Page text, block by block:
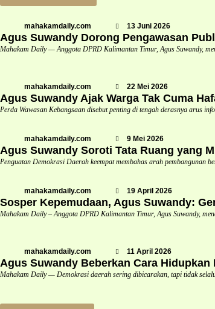
mahakamdaily.com 13 Juni 2026
Agus Suwandy Dorong Pengawasan
Mahakam Daily — Anggota DPRD Kalimantan Timur, Agus Suwandy,
mahakamdaily.com 22 Mei 2026
Agus Suwandy Ajak Warga Tak Cuma
Perda Wawasan Kebangsaan disebut penting di tengah derasnya arus
mahakamdaily.com 9 Mei 2026
Agus Suwandy Soroti Tata Ruang yang
Penguatan Demokrasi Daerah keempat membahas arah pembangunan
mahakamdaily.com 19 April 2026
Sosper Kepemudaan, Agus Suwandy:
Mahakam Daily – Anggota DPRD Kalimantan Timur, Agus Suwandy,
mahakamdaily.com 11 April 2026
Agus Suwandy Beberkan Cara
Mahakam Daily — Demokrasi daerah sering dibicarakan, tapi tidak